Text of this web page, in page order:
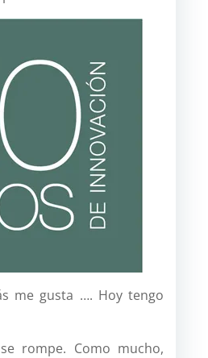
me gusta …. Hoy tengo
rompe. Como mucho,